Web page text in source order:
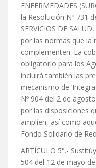
ENFERMEDADES
la Resolución Nº 731
SERVICIOS DE
por las normas que la
complementen. La
obligatorio para los
incluirá también las
mecanismo de
Nº 904 del 2 de
por las disposiciones
amplíen, así como
Fondo Solidario de
ARTÍCULO 5°.-
504 del 12 de mayo